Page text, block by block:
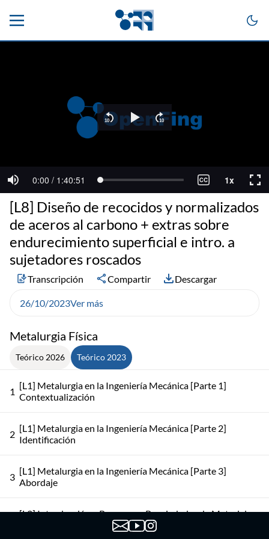
Metalurgia Física
Teórico 2026 Teórico 2023
1 [L1] Metalurgia en la Ingeniería Mecánica [Parte 1]
Contextualización
2 [L1] Metalurgia en la Ingeniería Mecánica [Parte 2]
Identificación
3 [L1] Metalurgia en la Ingeniería Mecánica [Parte 3]
Abordaje
[L2] Introducción a Procesos y Propiedades de Materiales
Metálicos [Parte 1] Procesos
[L8] Diseño de recocidos y normalizados
de aceros al carbono + extras sobre
endurecimiento superficial e intro. a
sujetadores roscados
Transcripción Compartir Descargar
26/10/2023Ver más